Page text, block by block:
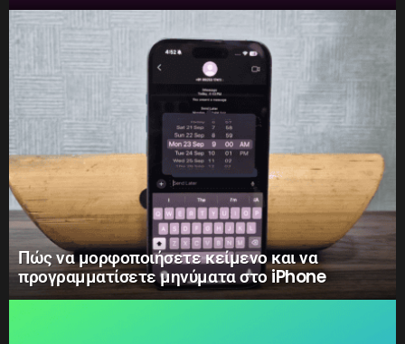
Πώς να μορφοποιήσετε κείμενο και να
προγραμματίσετε μηνύματα στο iPhone